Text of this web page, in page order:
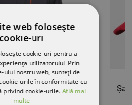
Jachetă de lucru PRISMA IARNĂ GRI
web folosește
cookie-uri
cookie-uri pentru a
utilizatorului. Prin
ului nostru web, sunteți de
urile în conformitate cu
privind cookie-urile.Află mai
multe